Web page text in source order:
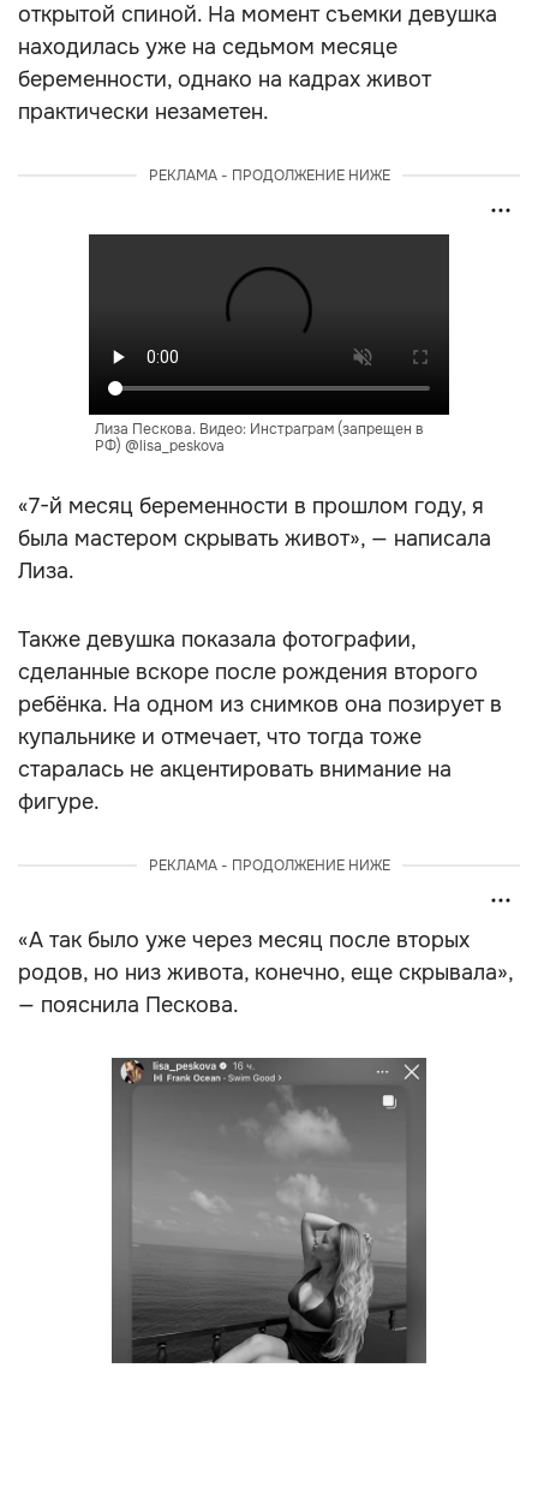
открытой спиной. На момент съемки девушка
находилась уже на седьмом месяце
беременности, однако на кадрах живот
практически незаметен.
РЕКЛАМА - ПРОДОЛЖЕНИЕ НИЖЕ
Лиза Пескова. Видео: Инстраграм (запрещен в
РФ) @lisa_peskova
«7-й месяц беременности в прошлом году, я
была мастером скрывать живот», — написала
Лиза.
Также девушка показала фотографии,
сделанные вскоре после рождения второго
ребёнка. На одном из снимков она позирует в
купальнике и отмечает, что тогда тоже
старалась не акцентировать внимание на
фигуре.
РЕКЛАМА - ПРОДОЛЖЕНИЕ НИЖЕ
«А так было уже через месяц после вторых
родов, но низ живота, конечно, еще скрывала»,
— пояснила Пескова.